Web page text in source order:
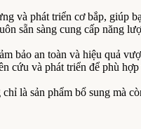
phát triển cơ bắp, giúp
sàng cung cấp năng
an toàn và hiệu quả
và phát triển để phù
là sản phẩm bổ sung mà